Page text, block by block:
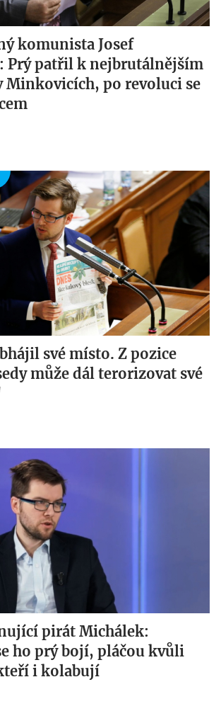
komunista Josef
Prý patřil k nejbrutálnějším
Minkovicích, po revoluci se
své místo. Z pozice
může dál terorizovat své
pirát Michálek:
ho prý bojí, pláčou kvůli
i kolabují